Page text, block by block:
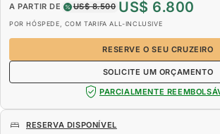
A PARTIR DE US$ 8.500 US$ 6.800
POR HÓSPEDE, COM TARIFA ALL-INCLUSIVE
RESERVE O SEU CRUZEIRO
SOLICITE UM ORÇAMENTO
PARCIALMENTE
RESERVA DISPONÍVEL